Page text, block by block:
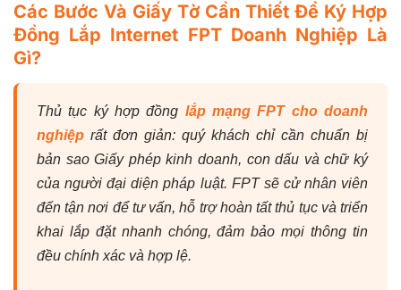
Các Bước Và Giấy Tờ Cần Thiết Để Ký Hợp
Đồng Lắp Internet FPT Doanh Nghiệp Là
Gì?
Thủ tục ký hợp đồng lắp mạng FPT cho doanh
nghiệp rất đơn giản: quý khách chỉ cần chuẩn bị
bản sao Giấy phép kinh doanh, con dấu và chữ ký
của người đại diện pháp luật. FPT sẽ cử nhân viên
đến tận nơi để tư vấn, hỗ trợ hoàn tất thủ tục và triển
khai lắp đặt nhanh chóng, đảm bảo mọi thông tin
đều chính xác và hợp lệ.